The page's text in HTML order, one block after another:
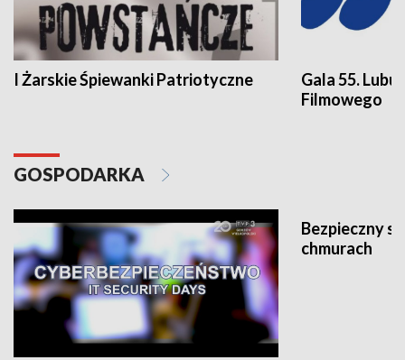
I Żarskie Śpiewanki Patriotyczne
Gala 55.
Filmowego
GOSPODARKA
Bezpieczny
chmurach